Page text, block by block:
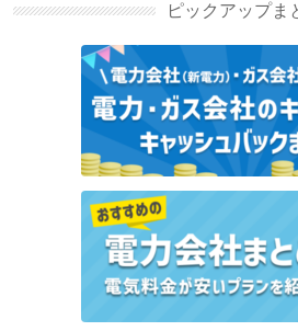
リボンエナジーのキャン
バリューでんきのキャン
27,000円キャッシュバッ
沖縄ガスニューパワーの
ャッシュバックなど特典
ピックアップま